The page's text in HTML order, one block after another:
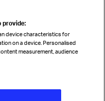
provide:
device characteristics for
on a device. Personalised
measurement, audience